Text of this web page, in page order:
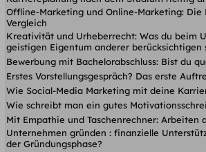
Offline-Marketing und Online-Marketing:
Vergleich
Kreativität und Urheberrecht: Was du beim
geistigen Eigentum anderer berücksichtigen
Bewerbung mit Bachelorabschluss: Bist du
Erstes Vorstellungsgespräch? Das erste
Wie Social-Media Marketing mit deine
Wie schreibt man ein gutes
Mit Empathie und Taschenrechner: Arbeiten
Unternehmen gründen : finanzielle
der Gründungsphase?